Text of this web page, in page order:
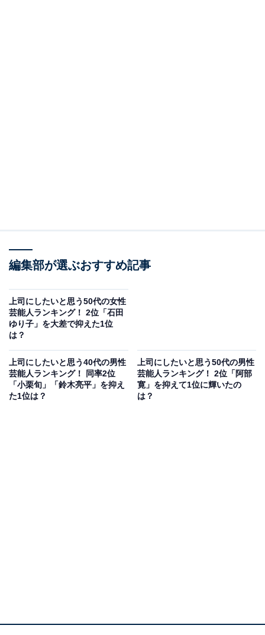
2位にランクインしたのは、小池栄子さんです。小池さ
『姉ちゃんの恋人』（カンテレ／フジテレビ系）では、
有村架純さん演じるホームセンター勤務の主人公をサポ
ートする上司役を好演。
一方、2022年放送の月9ドラマ『競争の番人』（フジテ
レビ系）で演じたのは、公正取引委員会の主査というお
も受け止めてくれそうだからです」（50代女性）といっ
編集部が選ぶおすすめ記事
上司にしたいと思う50代の女性
芸能人ランキング！ 2位「石田
ゆり子」を大差で抑えた1位
は？
上司にしたいと思う40代の男性
芸能人ランキング！ 同率2位
「小栗旬」「鈴木亮平」を抑え
た1位は？
上司にしたいと思う50代の男性
芸能人ランキング！ 2位「阿部
寛」を抑えて1位に輝いたの
は？